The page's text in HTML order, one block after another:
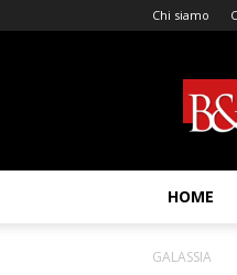
Chi siamo
&
HOME
GALASSIA